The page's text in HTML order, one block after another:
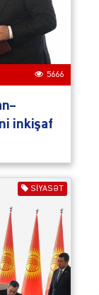
5666
inkişaf
SIYASƏT